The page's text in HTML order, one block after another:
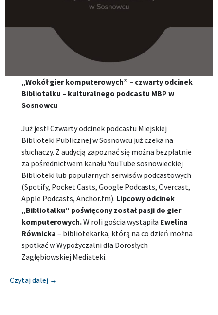
„Wokół gier komputerowych” – czwarty odcinek
Bibliotalku – kulturalnego podcastu MBP w
Sosnowcu
Już jest! Czwarty odcinek podcastu Miejskiej
Biblioteki Publicznej w Sosnowcu już czeka na
słuchaczy. Z audycją zapoznać się można bezpłatnie
za pośrednictwem kanału YouTube sosnowieckiej
Biblioteki lub popularnych serwisów podcastowych
(Spotify, Pocket Casts, Google Podcasts, Overcast,
Apple Podcasts, Anchor.fm). Lipcowy odcinek
„Bibliotalku” poświęcony został pasji do gier
komputerowych.W roli gościa wystąpiła Ewelina
Równicka – bibliotekarka, którą na co dzień można
spotkać w Wypożyczalni dla Dorosłych
Zagłębiowskiej Mediateki.
Czytaj dalej [Zapowiedź] MIEJSKA BIBLIOTEKA PUBLICZNA W
→